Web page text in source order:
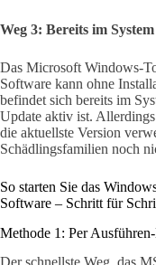
Weg 3: Bereits im
Das Microsoft Windows-
Software kann ohne
befindet sich bereits im
Update aktiv ist.
die aktuellste Version
Schädlingsfamilien noch
So starten Sie das
Software – Schritt für
Methode 1: Per